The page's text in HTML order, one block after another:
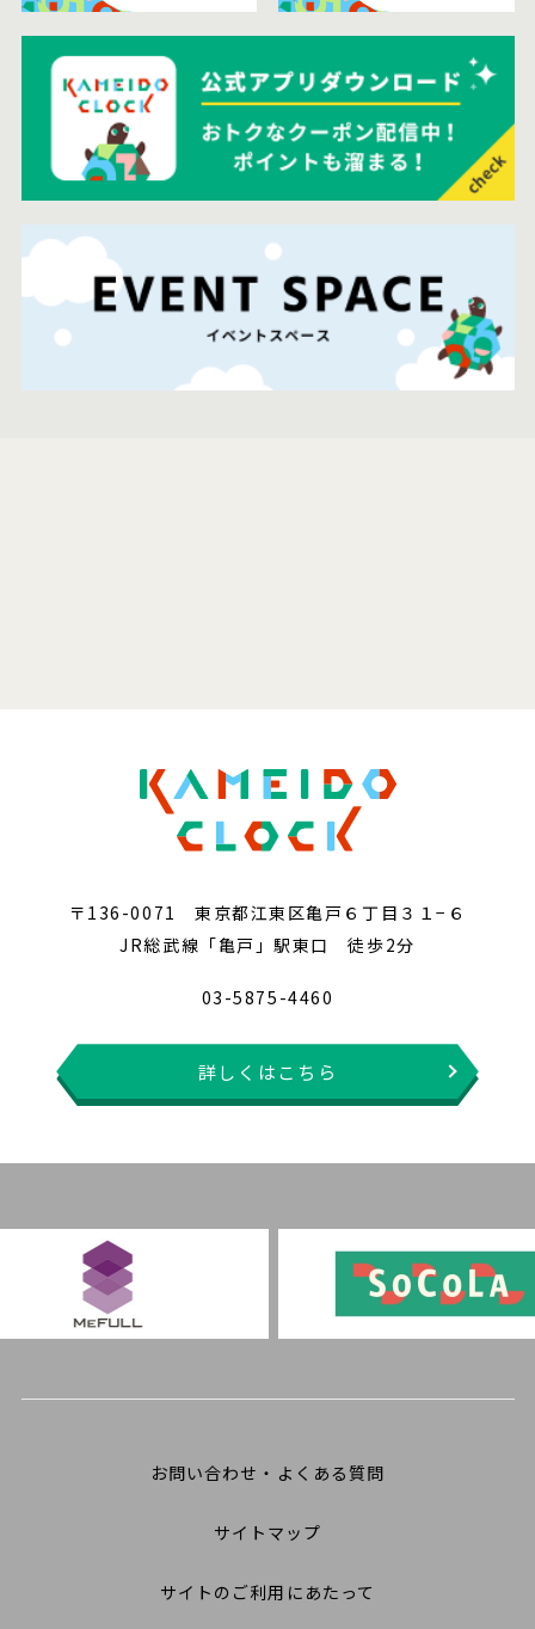
〒136-0071 東京都江東区亀戸６丁目３１−６
JR総武線「亀戸」駅東口 徒歩2分
03-5875-4460
詳しくはこちら
お問い合わせ・よくある質問
サイトマップ
サイトのご利用にあたって